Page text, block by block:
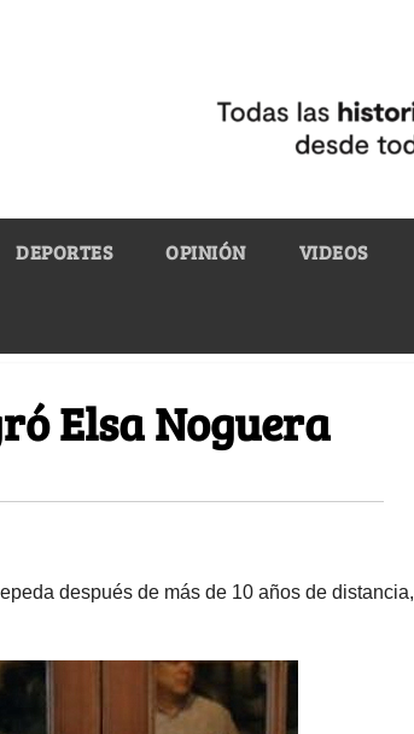
DEPORTES OPINIÓN VIDEOS
Elsa Noguera
después de más de 10 años de distancia,